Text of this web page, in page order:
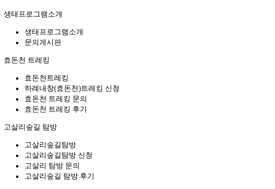
생태프로그램소개
생태프로그램소개
문의게시판
효돈천 트레킹
효돈천트레킹
하례내창(효돈천)트레킹 신청
효돈천 트레킹 문의
효돈천 트레킹 후기
고살리숲길 탐방
고살리숲길탐방
고살리숲길탐방 신청
고살리 탐방 문의
고살리숲길 탐방 후기